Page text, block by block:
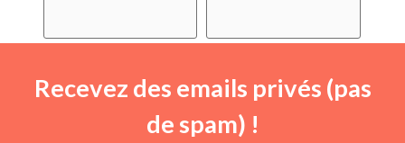
Recevez des emails privés (pas
de spam) !